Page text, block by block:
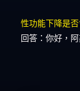
性功能下降是
回答：你好，